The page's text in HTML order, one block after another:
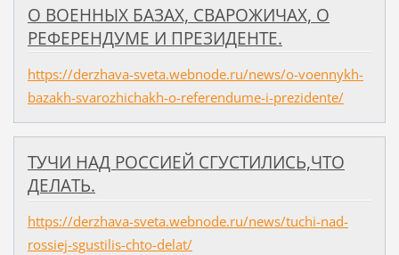
О ВОЕННЫХ БАЗАХ, СВАРОЖИЧАХ, О
РЕФЕРЕНДУМЕ И ПРЕЗИДЕНТЕ.
https://derzhava-sveta.webnode.ru/news/o-voennykh-
bazakh-svarozhichakh-o-referendume-i-prezidente/
ТУЧИ НАД РОССИЕЙ СГУСТИЛИСЬ,ЧТО
ДЕЛАТЬ.
https://derzhava-sveta.webnode.ru/news/tuchi-nad-
rossiej-sgustilis-chto-delat/